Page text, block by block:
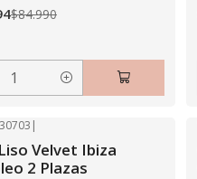
$84.990
|
Velvet Ibiza
2 Plazas